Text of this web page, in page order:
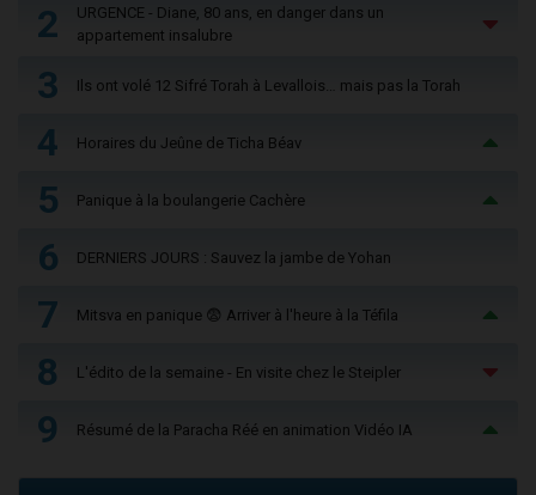
2
URGENCE - Diane, 80 ans, en danger dans un
appartement insalubre
3 Ils ont volé 12 Sifré Torah à Levallois… mais pas la Torah
4 Horaires du Jeûne de Ticha Béav
5 Panique à la boulangerie Cachère
6 DERNIERS JOURS : Sauvez la jambe de Yohan
7 Mitsva en panique 😨 Arriver à l'heure à la Téfila
8 L'édito de la semaine - En visite chez le Steipler
9 Résumé de la Paracha Réé en animation Vidéo IA